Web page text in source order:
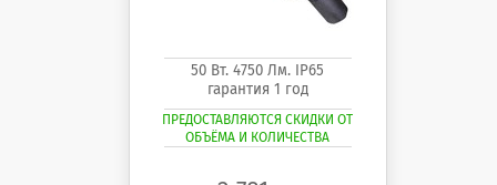
50 Вт. 4750 Лм. IP65
гарантия 1 год
ПРЕДОСТАВЛЯЮТСЯ СКИДКИ ОТ
ОБЪЁМА И КОЛИЧЕСТВА